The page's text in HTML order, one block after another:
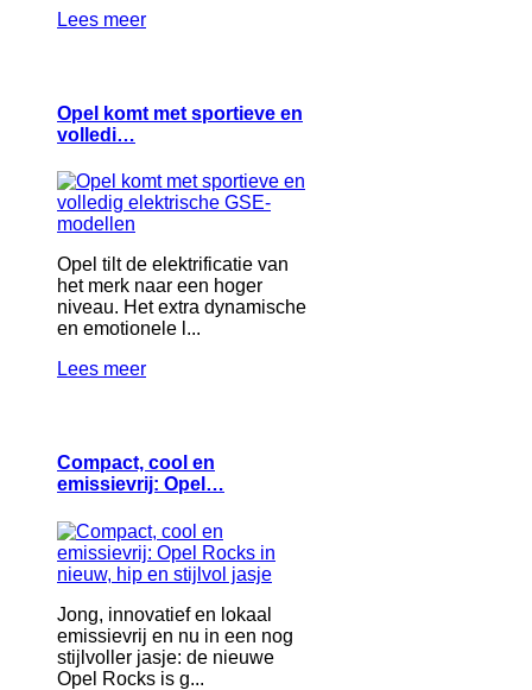
Lees meer
Opel komt met sportieve en
volledi…
Opel tilt de elektrificatie van
het merk naar een hoger
niveau. Het extra dynamische
en emotionele l...
Lees meer
Compact, cool en
emissievrij: Opel…
Jong, innovatief en lokaal
emissievrij en nu in een nog
stijlvoller jasje: de nieuwe
Opel Rocks is g...